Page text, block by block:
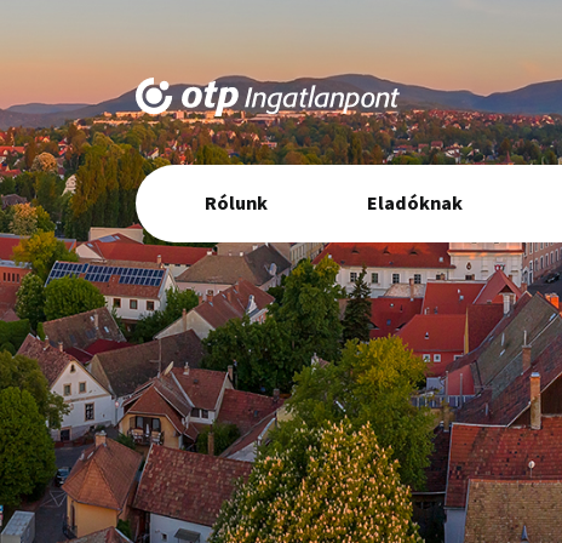
Elsődleges
navigáció
Rólunk Eladóknak